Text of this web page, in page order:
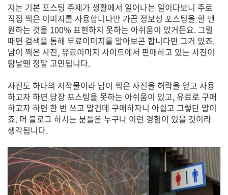
저는 기본 포스팅 주제가 생활에서 일어나는 일이다보니 주로
직접 찍은 이미지를 사용합니다만 가끔 정보성 포스팅을 할 땐
원하는 것을 100% 표현하지 못하는 아쉬움이 있거든요. 그럴
때면 검색을 통해 무료이미지를 알아보곤 합니다만 그거 있죠.
남이 찍은 사진, 유료이미지 사이트에서 판매하고 있는 사진이
탐날땐 정말 고민됩니다.
사진도 하나의 저작물이라 남이 찍은 사진을 허락을 얻고 사용
하고자 하면 당장 포스팅을 못하는 아쉬움이 있고, 유료로 구매
하고자 하면 한 번 쓰고 말건데 구매하자니 아쉽고 그렇단 말이
죠. 머 블로그 하시는 분들은 누구나 이런 경험이 있을 것이라
생각됩니다.